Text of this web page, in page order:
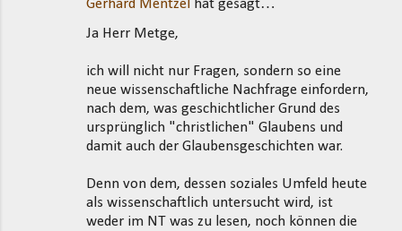
Gerhard Mentzel
hat gesagt…
Ja Herr Metge,
ich will nicht nur Fragen, sondern so eine
neue wissenschaftliche Nachfrage einfordern,
nach dem, was geschichtlicher Grund des
ursprünglich "christlichen" Glaubens und
damit auch der Glaubensgeschichten war.
Denn von dem, dessen soziales Umfeld heute
als wissenschaftlich untersucht wird, ist
weder im NT was zu lesen, noch können die